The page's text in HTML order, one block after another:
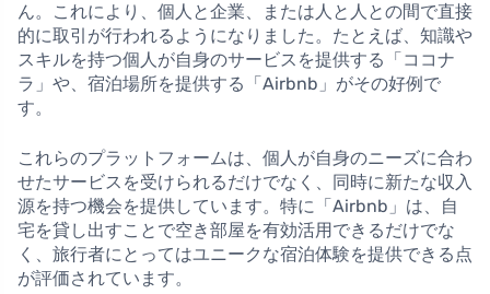
ん。これにより、個人と企業、または人と人との間で直接
的に取引が行われるようになりました。たとえば、知識や
スキルを持つ個人が自身のサービスを提供する「ココナ
ラ」や、宿泊場所を提供する「Airbnb」がその好例で
す。
これらのプラットフォームは、個人が自身のニーズに合わ
せたサービスを受けられるだけでなく、同時に新たな収入
源を持つ機会を提供しています。特に「Airbnb」は、自
宅を貸し出すことで空き部屋を有効活用できるだけでな
く、旅行者にとってはユニークな宿泊体験を提供できる点
が評価されています。